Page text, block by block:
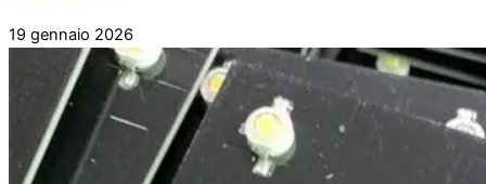
19 gennaio 2026